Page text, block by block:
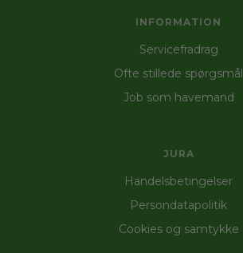
INFORMATION
Servicefradrag
Ofte stillede spørgsmål
Job som havemand
JURA
Handelsbetingelser
Persondatapolitik
Cookies og samtykke